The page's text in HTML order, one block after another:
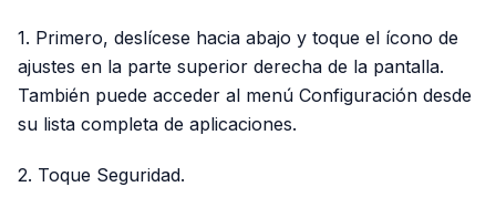
1. Primero, deslícese hacia abajo y toque el ícono de
ajustes en la parte superior derecha de la pantalla.
También puede acceder al menú Configuración desde
su lista completa de aplicaciones.
2. Toque Seguridad.